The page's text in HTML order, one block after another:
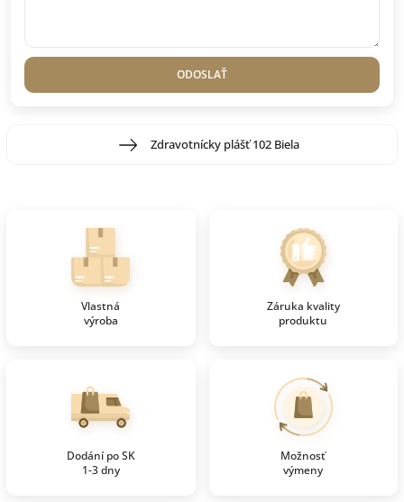
ODOSLAŤ
Zdravotnícky plášť 102 Biela
Vlastná
výroba
Záruka kvality
produktu
Dodání po SK
1-3 dny
Možnosť
výmeny